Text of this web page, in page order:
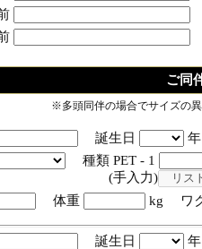
ご同
※多頭同伴の場合でサイズの
誕生日
種類 PET - 1
入力)
体重 kg ワ
誕生日